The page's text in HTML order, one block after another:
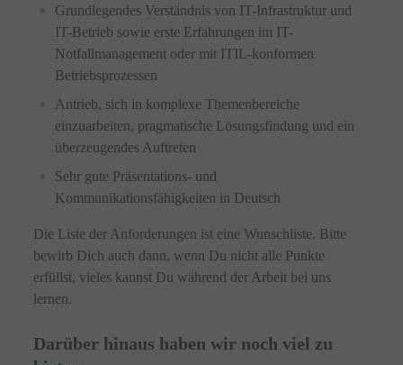
Grundlegendes Verständnis von IT-Infrastruktur und
IT-Betrieb sowie erste Erfahrungen im IT-
Notfallmanagement oder mit ITIL-konformen
Betriebsprozessen
Antrieb, sich in komplexe Themenbereiche
einzuarbeiten, pragmatische Lösungsfindung und ein
überzeugendes Auftreten
Sehr gute Präsentations- und
Kommunikationsfähigkeiten in Deutsch
Die Liste der Anforderungen ist eine Wunschliste. Bitte
bewirb Dich auch dann, wenn Du nicht alle Punkte
erfüllst, vieles kannst Du während der Arbeit bei uns
lernen.
Darüber hinaus haben wir noch viel zu